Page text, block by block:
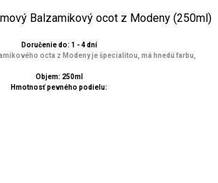
Balzamikový ocot z Modeny (250ml)
Doručenie do: 1 - 4 dní
octa z Modeny je špecialitou, má hnedú farbu,
Objem: 250ml
Hmotnosť pevného podielu: